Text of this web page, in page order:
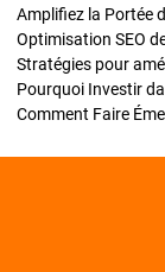
Amplifiez la Portée